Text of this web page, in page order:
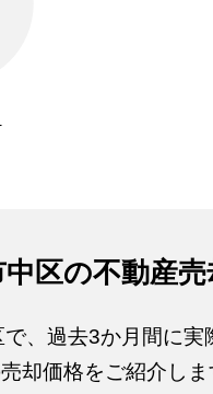
区の不動産売
、過去3か月間に実
却価格をご紹介しま